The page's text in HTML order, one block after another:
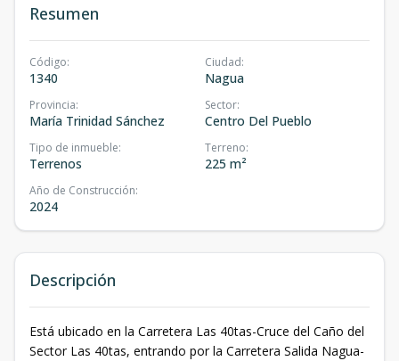
Resumen
Código:
1340
Ciudad:
Nagua
Provincia:
María Trinidad Sánchez
Sector:
Centro Del Pueblo
Tipo de inmueble:
Terrenos
Terreno:
225 m²
Año de Construcción:
2024
Descripción
Está ubicado en la Carretera Las 40tas-Cruce del Caño del
Sector Las 40tas, entrando por la Carretera Salida Nagua-